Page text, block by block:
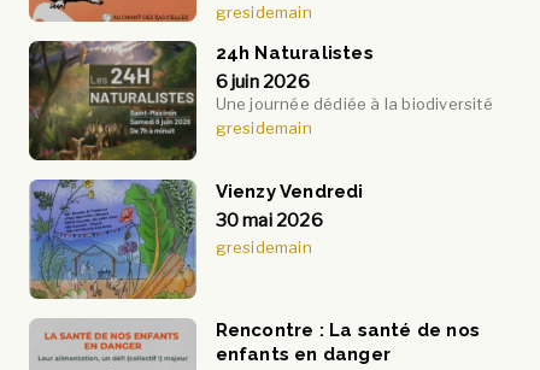
gresidemain
24h Naturalistes
6 juin 2026
Une journée dédiée à la biodiversité
gresidemain
Vienzy Vendredi
30 mai 2026
gresidemain
Rencontre : La santé de nos
enfants en danger